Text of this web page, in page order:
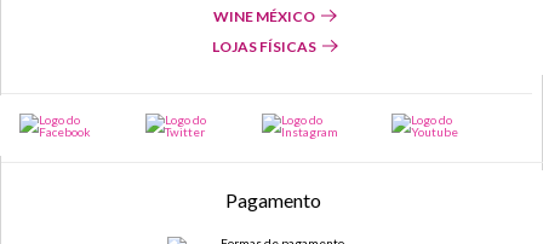
WINE MÉXICO
LOJAS FÍSICAS
Pagamento